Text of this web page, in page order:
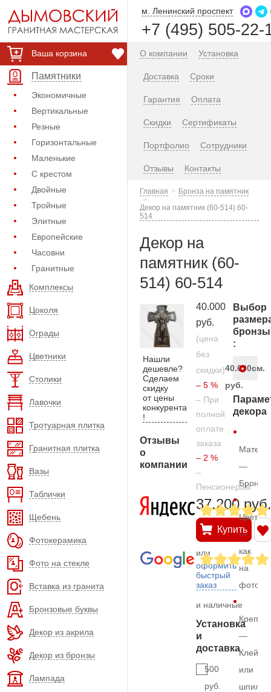
Ваша корзина
Памятники
Экономичные
Вертикальные
Резные
Горизонтальные
Маленькие
С крестом
Двойные
Тройные
Элитные
Европейские
Часовни
Гранитные
Комплексы
Цоколя
Ограды
Цветники
Столики
Лавочки
Тротуарная плитка
Гранитная плитка
Вазы
Таблички
Щебень
Фотокерамика
Фото на стекле
Вставка из гранита
Бронзовые буквы
Декор из акрила
Декор из бронзы
Лампада
м. Ленинский проспект
+7 (495) 505-22-
О компании Установка
Доставка Сроки
Гарантия Оплата
Скидки Сертификаты
Портфолио Сотрудники
Отзывы Контакты
Главная
Бронза на памятник
Декор на памятник (60-514) 60-
514
Декор на
памятник (60-
514) 60-514
Нашли
дешевле?
Сделаем
скидку
от цены
конкурента
!
Отзывы
о
компании
40.000
руб.
(цена
без
скидки)
– 5 %
– При
полной
оплате
заказа
– 2 %
–
Пенсионерам
37.200 руб.
Купить
или
оформить
быстрый
заказ
и наличные
Установка
и
доставка
500
руб.
Выбор
бронзы
:
40.000
руб.
см.
декора
—
Бронза
Цвет
—
как
на
фото
—
Клей
или